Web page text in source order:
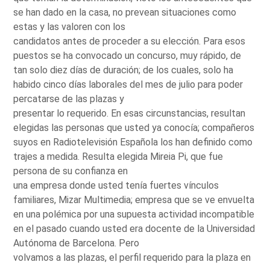
se han dado en la casa, no prevean situaciones como
estas y las valoren con los
candidatos antes de proceder a su elección. Para esos
puestos se ha convocado un concurso, muy rápido, de
tan solo diez días de duración; de los cuales, solo ha
habido cinco días laborales del mes de julio para poder
percatarse de las plazas y
presentar lo requerido. En esas circunstancias, resultan
elegidas las personas que usted ya conocía; compañeros
suyos en Radiotelevisión Española los han definido como
trajes a medida. Resulta elegida Mireia Pi, que fue
persona de su confianza en
una empresa donde usted tenía fuertes vínculos
familiares, Mizar Multimedia; empresa que se ve envuelta
en una polémica por una supuesta actividad incompatible
en el pasado cuando usted era docente de la Universidad
Autónoma de Barcelona. Pero
volvamos a las plazas, el perfil requerido para la plaza en